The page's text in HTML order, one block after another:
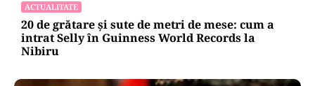
ACTUALITATE
20 de grătare și sute de metri de mese: cum a
intrat Selly în Guinness World Records la
Nibiru